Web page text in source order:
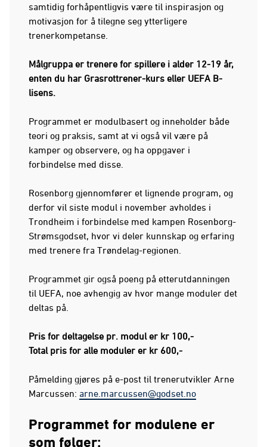
samtidig forhåpentligvis være til inspirasjon og
motivasjon for å tilegne seg ytterligere
trenerkompetanse.
Målgruppa er trenere for spillere i alder 12-19 år,
enten du har Grasrottrener-kurs eller UEFA B-
lisens.
Programmet er modulbasert og inneholder både
teori og praksis, samt at vi også vil være på
kamper og observere, og ha oppgaver i
forbindelse med disse.
Rosenborg gjennomfører et lignende program, og
derfor vil siste modul i november avholdes i
Trondheim i forbindelse med kampen Rosenborg-
Strømsgodset, hvor vi deler kunnskap og erfaring
med trenere fra Trøndelag-regionen.
Programmet gir også poeng på etterutdanningen
til UEFA, noe avhengig av hvor mange moduler det
deltas på.
Pris for deltagelse pr. modul er kr 100,-
Total pris for alle moduler er kr 600,-
Påmelding gjøres på e-post til trenerutvikler Arne
Marcussen: arne.marcussen@godset.no
Programmet for modulene er
som følger: